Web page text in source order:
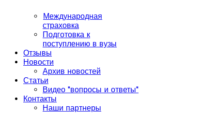
Международная
страховка
Подготовка к
поступлению в вузы
Отзывы
Новости
Архив новостей
Статьи
Видео "вопросы и ответы"
Контакты
Наши партнеры